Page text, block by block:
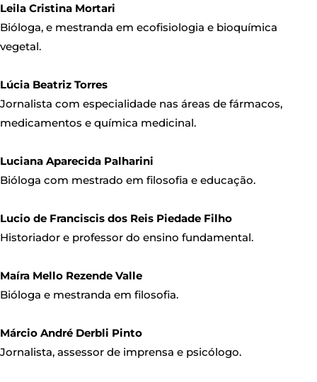
Leila Cristina Mortari
Bióloga, e mestranda em ecofisiologia e bioquímica
vegetal.
Lúcia Beatriz Torres
Jornalista com especialidade nas áreas de fármacos,
medicamentos e química medicinal.
Luciana Aparecida Palharini
Bióloga com mestrado em filosofia e educação.
Lucio de Franciscis dos Reis Piedade Filho
Historiador e professor do ensino fundamental.
Maíra Mello Rezende Valle
Bióloga e mestranda em filosofia.
Márcio André Derbli Pinto
Jornalista, assessor de imprensa e psicólogo.